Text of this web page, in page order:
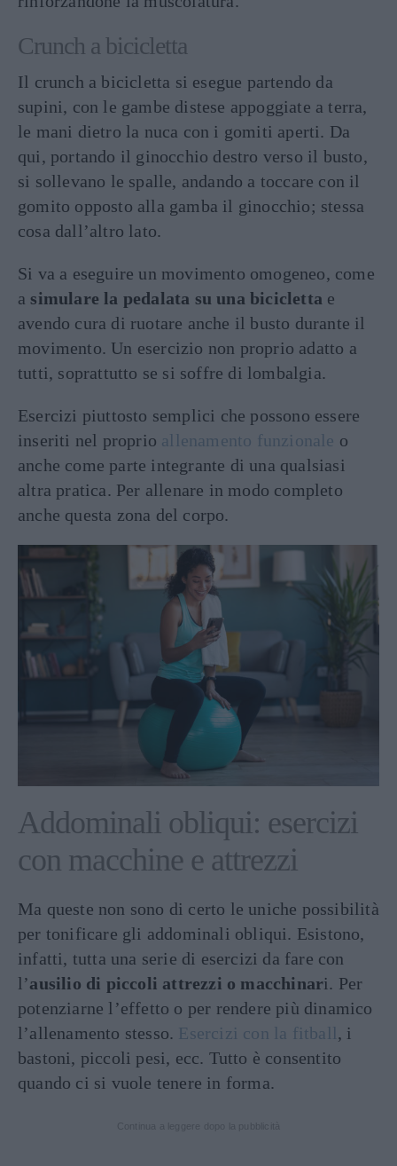
Crunch a bicicletta
Il crunch a bicicletta si esegue partendo da
supini, con le gambe distese appoggiate a terra,
le mani dietro la nuca con i gomiti aperti. Da
qui, portando il ginocchio destro verso il busto,
si sollevano le spalle, andando a toccare con il
gomito opposto alla gamba il ginocchio; stessa
cosa dall’altro lato.
Si va a eseguire un movimento omogeneo, come
a simulare la pedalata su una bicicletta e
avendo cura di ruotare anche il busto durante il
movimento. Un esercizio non proprio adatto a
tutti, soprattutto se si soffre di lombalgia.
Esercizi piuttosto semplici che possono essere
inseriti nel proprio allenamento funzionale o
anche come parte integrante di una qualsiasi
altra pratica. Per allenare in modo completo
anche questa zona del corpo.
Addominali obliqui: esercizi
con macchine e attrezzi
Ma queste non sono di certo le uniche possibilità
per tonificare gli addominali obliqui. Esistono,
infatti, tutta una serie di esercizi da fare con
l’ausilio di piccoli attrezzi o macchinari. Per
potenziarne l’effetto o per rendere più dinamico
l’allenamento stesso. Esercizi con la fitball, i
bastoni, piccoli pesi, ecc. Tutto è consentito
quando ci si vuole tenere in forma.